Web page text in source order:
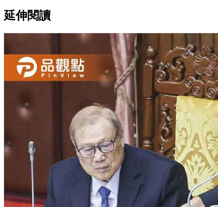
延伸閱讀